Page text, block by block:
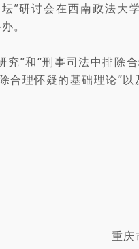
”研讨会在西南政法大
。
”和“刑事司法中排除
合理怀疑的基础理论”
重庆